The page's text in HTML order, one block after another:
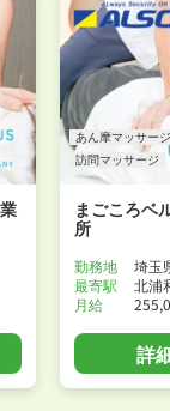
あん摩マッサー
訪問マッサージ
まごころベ
所
勤務地
埼玉
最寄駅
北浦
月給
詳